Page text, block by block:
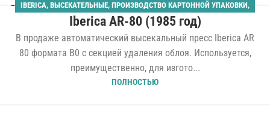
05IBERICA, ВЫСЕКАТЕЛЬНЫЕ, ПРОИЗВОДСТВО КАРТОННОЙ УПАКОВКИ,
ШТАНЦАГРЕГАТЫ
Iberica AR-80 (1985 год)
В продаже автоматический высекальный пресс Iberica AR
80 формата B0 с секцией удаления облоя. Используется,
преимущественно, для изгото...
ПОЛНОСТЬЮ